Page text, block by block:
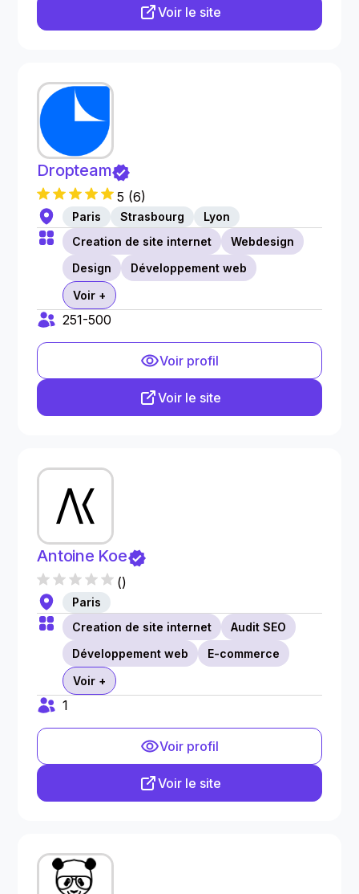
Voir le site
Dropteam
5 (6)
Paris Strasbourg
Lyon
Creation de site internet
Webdesign
Design
Développement web
Voir +
251-500
Voir profil
Voir le site
Antoine Koe
()
Paris
Creation de site internet
Audit SEO
Développement web
E-commerce
Voir +
1
Voir profil
Voir le site